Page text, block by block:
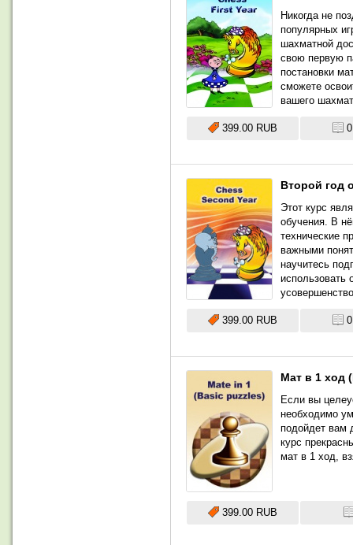
Никогда не
популярных
шахматной
свою первую
постановки
сможете
вашего
399.00 RUB
Второй год
Этот курс
обучения. В
технические
важными
научитесь
399.00 RUB
Мат в 1 ход
Если вы
необходимо
подойдет вам
курс
мат в 1 ход,
399.00 RUB